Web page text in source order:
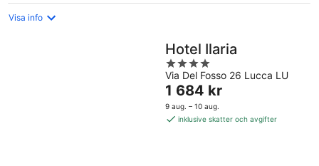
Visa info
Hotel Ilaria
4
out
of
5
Via Del Fosso 26 Lucca LU
Priset
är
1 684 kr
1 684 kr
9 aug. – 10 aug.
inklusive skatter och avgifter